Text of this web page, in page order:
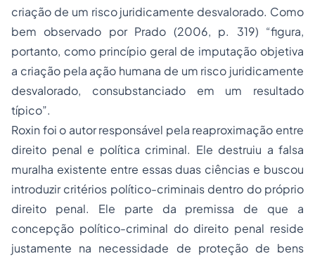
criação de um risco juridicamente desvalorado. Como
bem observado por Prado (2006, p. 319) “figura,
portanto, como princípio geral de imputação objetiva
a criação pela ação humana de um risco juridicamente
desvalorado, consubstanciado em um resultado
típico”.
Roxin foi o autor responsável pela reaproximação entre
direito penal e política criminal. Ele destruiu a falsa
muralha existente entre essas duas ciências e buscou
introduzir critérios político-criminais dentro do próprio
direito penal. Ele parte da premissa de que a
concepção político-criminal do direito penal reside
justamente na necessidade de proteção de bens